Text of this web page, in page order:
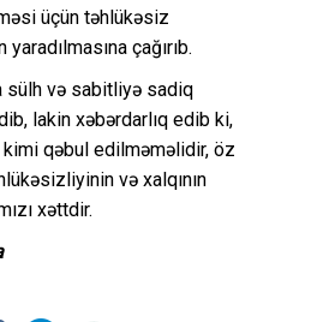
üçün təhlükəsiz
çağırıb.
sülh və sabitliyə sadiq
lakin xəbərdarlıq edib ki,
qəbul edilməməlidir, öz
və xalqının
xəttdir.